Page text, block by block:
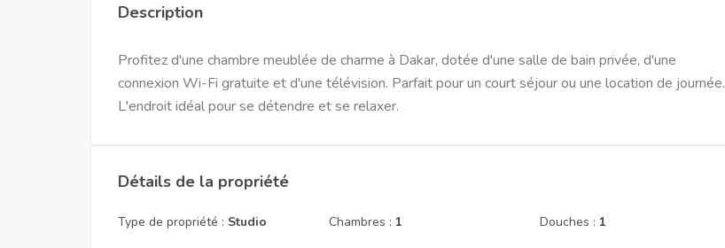
Description
Profitez d'une chambre meublée de charme à Dakar, dotée d'une salle de bain privée, d'une
connexion Wi-Fi gratuite et d'une télévision. Parfait pour un court séjour ou une location de journée.
L'endroit idéal pour se détendre et se relaxer.
Détails de la propriété
Type de propriété : Studio Chambres : 1 Douches : 1